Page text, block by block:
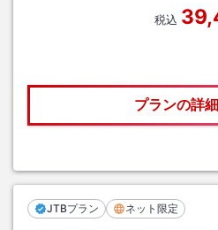
税込
プランの詳
JTBプラン ネット限定